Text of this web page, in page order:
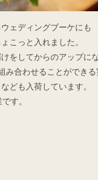
ェディングブーケにも
こっと入れました。
をしてからのアップに
み合わせることができる
ども入荷しています。
す。